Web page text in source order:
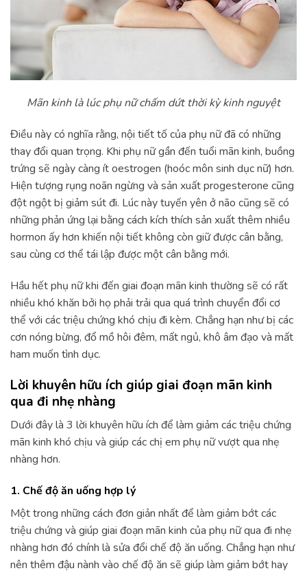
Mãn kinh là lúc phụ nữ chấm dứt thời kỳ kinh nguyệt
Điều này có nghĩa rằng, nội tiết tố của phụ nữ đã có những
thay đổi quan trọng. Khi phụ nữ gần đến tuổi mãn kinh, buồng
trứng sẽ ngày càng ít oestrogen (hoóc môn sinh dục nữ) hơn.
Hiện tượng rụng noãn ngừng và sản xuất progesterone cũng
đột ngột bị giảm sút đi. Lúc này tuyến yên ở não cũng sẽ có
những phản ứng lại bằng cách kích thích sản xuất thêm nhiều
hormon ấy hơn khiến nội tiết không còn giữ được cân bằng,
sau cùng cơ thể tái lập được một cân bằng mới.
Hầu hết phụ nữ khi đến giai đoạn mãn kinh thường sẽ có rất
nhiều khó khăn bởi họ phải trải qua quá trình chuyển đổi cơ
thể với các triệu chứng khó chịu đi kèm. Chẳng hạn như bị các
cơn nóng bừng, đổ mồ hôi đêm, mất ngủ, khô âm đạo và mất
ham muốn tình dục.
Lời khuyên hữu ích giúp giai đoạn mãn kinh
qua đi nhẹ nhàng
Dưới đây là 3 lời khuyên hữu ích để làm giảm các triệu chứng
mãn kinh khó chịu và giúp các chị em phụ nữ vượt qua nhẹ
nhàng hơn.
1. Chế độ ăn uống hợp lý
Một trong những cách đơn giản nhất để làm giảm bớt các
triệu chứng và giúp giai đoạn mãn kinh của phụ nữ qua đi nhẹ
nhàng hơn đó chính là sửa đổi chế độ ăn uống. Chẳng hạn như
nên thêm đậu nành vào chế độ ăn sẽ giúp làm giảm bớt hay